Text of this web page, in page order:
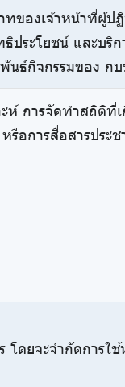
ของเจ้าหน้าที่ผู้ป
ประโยชน์ และบริ
นธ์กิจกรรมของ ก
ห์ การจัดทำสถิติ
รือการสื่อสารประ
โดยจะจำกัดการใ